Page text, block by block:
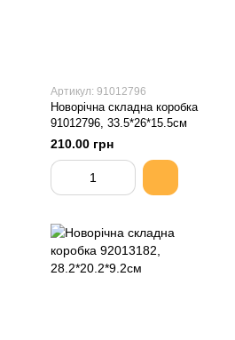
Артикул: 91012796
Новорічна складна коробка
91012796, 33.5*26*15.5см
210.00 грн